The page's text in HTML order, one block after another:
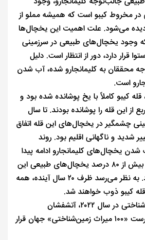
مخروط کیبو است که همیشه مملو از
می‌شود. علت اهمیت این یخچال‌ها
وجود یخچال‌های طبیعی در سرزمینی
قرار دارد، دور از انتظار است. دلیل
محققان به کلیمانجارو شده، آب شدن
است.
اواخر دهه ۱۸۸۰، قله کیبو کاملاً با یخ‌ پوشانده شده بود و
مربع از این قله را پوشانده بودند. تا سال
چشمگیر در یخچال‌های این قله اتفاق
شدید و ناگهانی اقلیم بود. روند
یخچال‌های کلیمانجارو ادامه پیدا
کرد و در سال ۲۰۱۱، بیش از ۸۰ درصد یخچال‌های طبیعی این
کوه از بین رفته بود. به نظر می‌رسد ظرف ۲۰ سال آینده، همه
کیبو ذوب خواهند شد.
اتحادیه علوم زمین‌شناختی در سال ۲۰۲۲، آتشفشان
کلیمانجارو را در فهرست «۱۰۰ میراث زمین‌شناختی» جهان قرار